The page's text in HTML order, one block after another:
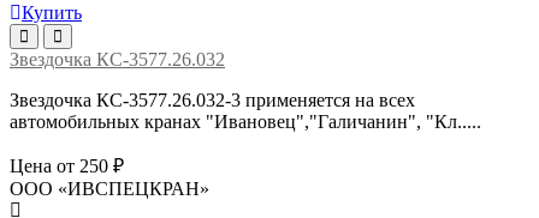
Купить
Звездочка КС-3577.26.032
Звездочка КС-3577.26.032-3 применяется на всех
автомобильных кранах "Ивановец","Галичанин", "Кл.....
Цена от 250 ₽
ООО «ИВСПЕЦКРАН»